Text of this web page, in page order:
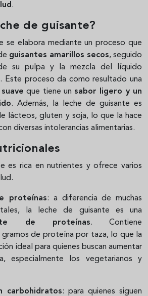
.
de guisante?
se elabora mediante un proceso que
guisantes amarillos secos, seguido
su pulpa y la mezcla del líquido
Este proceso da como resultado una
que tiene un sabor ligero y un
. Además, la leche de guisante es
lácteos, gluten y soja, lo que la hace
diversas intolerancias alimentarias.
es rica en nutrientes y ofrece varios
proteínas: a diferencia de muchas
la leche de guisante es una
de proteínas. Contiene
de proteína por taza, lo que la
ideal para quienes buscan aumentar
especialmente los vegetarianos y
carbohidratos: para quienes siguen